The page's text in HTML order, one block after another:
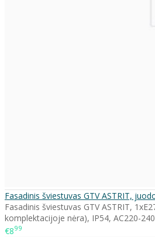
Fasadinis šviestuvas GTV ASTRIT,
Fasadinis šviestuvas GTV ASTRIT,
komplektacijoje nėra), IP54, AC220-
€899